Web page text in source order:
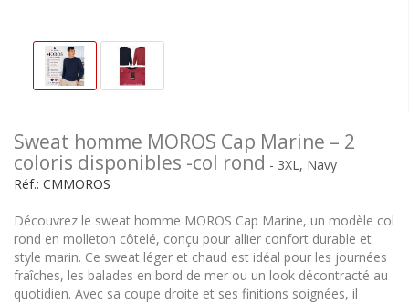
Sweat homme MOROS Cap Marine – 2
coloris disponibles -col rond - 3XL, Navy
Réf.: CMMOROS
Découvrez le sweat homme MOROS Cap Marine, un modèle col
rond en molleton côtelé, conçu pour allier confort durable et
style marin. Ce sweat léger et chaud est idéal pour les journées
fraîches, les balades en bord de mer ou un look décontracté au
quotidien. Avec sa coupe droite et ses finitions soignées, il